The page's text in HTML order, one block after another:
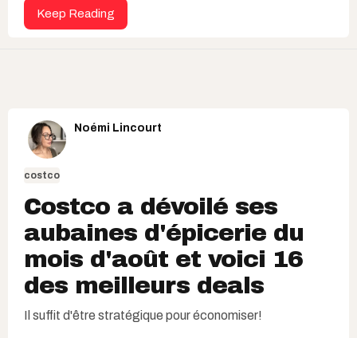
Keep Reading
Noémi Lincourt
costco
Costco a dévoilé ses
aubaines d'épicerie du
mois d'août et voici 16
des meilleurs deals
Il suffit d'être stratégique pour économiser!